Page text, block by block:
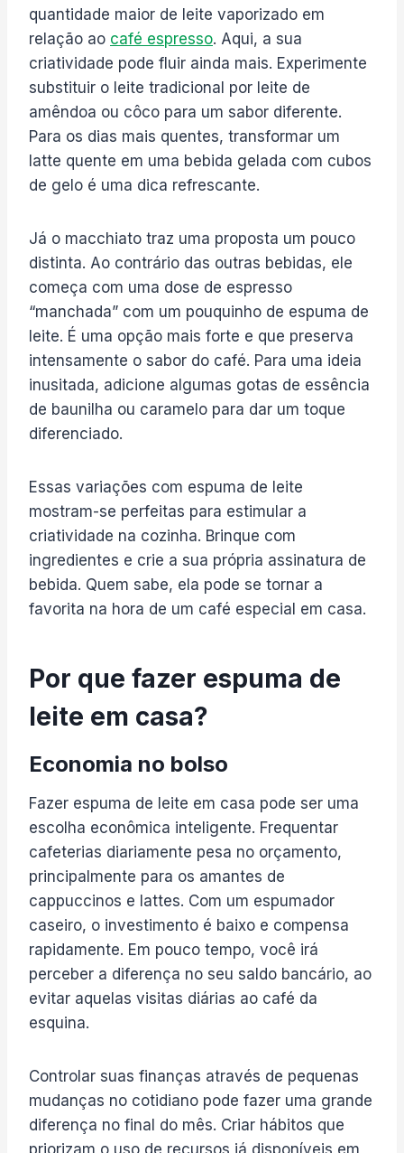
quantidade maior de leite vaporizado em
relação ao café espresso. Aqui, a sua
criatividade pode fluir ainda mais. Experimente
substituir o leite tradicional por leite de
amêndoa ou côco para um sabor diferente.
Para os dias mais quentes, transformar um
latte quente em uma bebida gelada com cubos
de gelo é uma dica refrescante.
Já o macchiato traz uma proposta um pouco
distinta. Ao contrário das outras bebidas, ele
começa com uma dose de espresso
“manchada” com um pouquinho de espuma de
leite. É uma opção mais forte e que preserva
intensamente o sabor do café. Para uma ideia
inusitada, adicione algumas gotas de essência
de baunilha ou caramelo para dar um toque
diferenciado.
Essas variações com espuma de leite
mostram-se perfeitas para estimular a
criatividade na cozinha. Brinque com
ingredientes e crie a sua própria assinatura de
bebida. Quem sabe, ela pode se tornar a
favorita na hora de um café especial em casa.
Por que fazer espuma de
leite em casa?
Economia no bolso
Fazer espuma de leite em casa pode ser uma
escolha econômica inteligente. Frequentar
cafeterias diariamente pesa no orçamento,
principalmente para os amantes de
cappuccinos e lattes. Com um espumador
caseiro, o investimento é baixo e compensa
rapidamente. Em pouco tempo, você irá
perceber a diferença no seu saldo bancário, ao
evitar aquelas visitas diárias ao café da
esquina.
Controlar suas finanças através de pequenas
mudanças no cotidiano pode fazer uma grande
diferença no final do mês. Criar hábitos que
priorizam o uso de recursos já disponíveis em